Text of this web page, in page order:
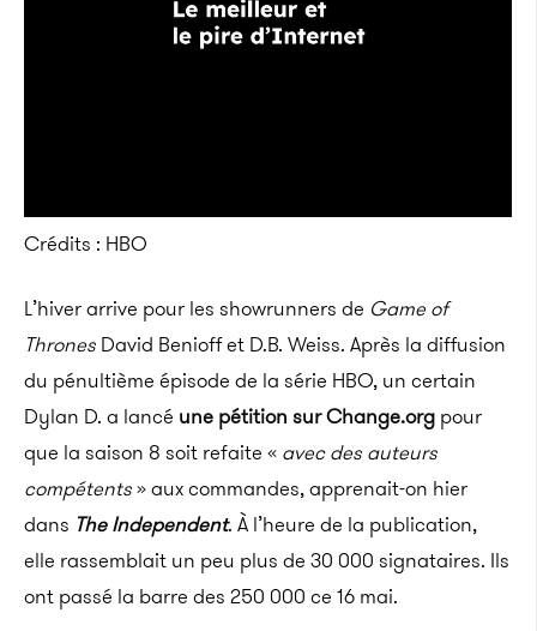
Crédits : HBO
L’hiver arrive pour les showrunners de Game of
Thrones David Benioff et D.B. Weiss. Après la diffusion
du pénultième épisode de la série HBO, un certain
Dylan D. a lancé une pétition sur Change.org pour
que la saison 8 soit refaite « avec des auteurs
compétents» aux commandes, apprenait-on hier
dans The Independent. À l’heure de la publication,
elle rassemblait un peu plus de 30 000 signataires. Ils
ont passé la barre des 250 000 ce 16 mai.